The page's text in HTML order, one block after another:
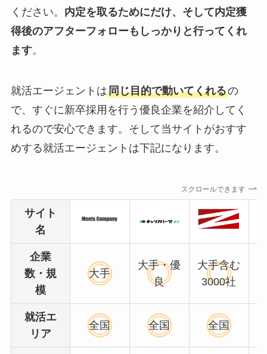
ください。 内定を取るためにだけ、そして内定獲
得後のアフターフォローもしっかりと行ってくれ
ます。
就活エージェントは同じ目的で動いてくれるの
で、すぐに新卒採用を行う優良企業を紹介してく
れるので安心できます。そして当サイトがおすす
めする就活エージェントは下記になります。
スクロールできます
サイト
名
企業
数・規
模
大手
大手・優
良
大手含む
3000社
就活エ
リア
全国 全国 全国